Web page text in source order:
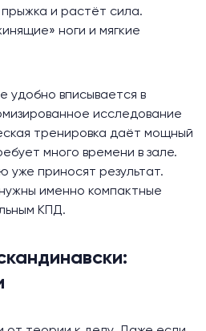
и растёт сила.
ноги и мягкие
удобно вписывается в
исследование
тренировка даёт мощный
много времени в зале.
уже приносят результат.
именно компактные
КПД.